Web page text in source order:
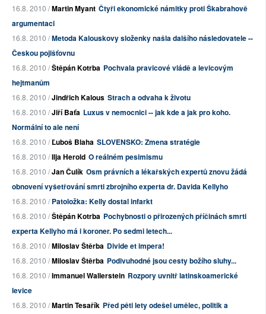
16.8. 2010 /Martin Myant Čtyři ekonomické námitky proti Škabrahově
argumentaci
16.8. 2010 /Metoda Kalouskovy složenky našla dalšího následovatele --
Českou pojišťovnu
16.8. 2010 /Štěpán Kotrba Pochvala pravicové vládě a levicovým
hejtmanům
16.8. 2010 /Jindřich Kalous Strach a odvaha k životu
16.8. 2010 /Jiří Baťa Luxus v nemocnici -- jak kde a jak pro koho.
Normální to ale není
16.8. 2010 /Ľuboš Blaha SLOVENSKO: Zmena stratégie
16.8. 2010 /Ilja Herold O reálném pesimismu
16.8. 2010 /Jan Čulík Osm právních a lékařských expertů znovu žádá
obnovení vyšetřování smrti zbrojního experta dr. Davida Kellyho
16.8. 2010 /Patoložka: Kelly dostal infarkt
16.8. 2010 /Štěpán Kotrba Pochybnosti o přirozených příčinách smrti
experta Kellyho má i koroner. Po sedmi letech...
16.8. 2010 /Miloslav Štěrba Divide et impera!
16.8. 2010 /Miloslav Štěrba Podivuhodné jsou cesty božího sluhy...
16.8. 2010 /Immanuel Wallerstein Rozpory uvnitř latinskoamerické
levice
16.8. 2010 /Martin Tesařík Před pěti lety odešel umělec, politik a